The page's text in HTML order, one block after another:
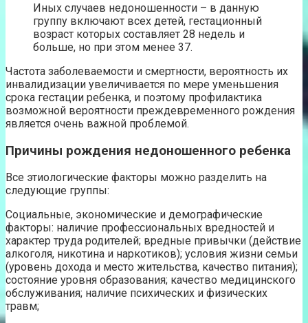
Иных случаев недоношенности – в данную
группу включают всех детей, гестационный
возраст которых составляет 28 недель и
больше, но при этом менее 37.
Частота заболеваемости и смертности, вероятность их
инвалидизации увеличивается по мере уменьшения
срока гестации ребенка, и поэтому профилактика
возможной вероятности преждевременного рождения
является очень важной проблемой.
Причины рождения недоношенного ребенка
Все этиологические факторы можно разделить на
следующие группы:
Социальные, экономические и демографические
факторы: наличие профессиональных вредностей и
характер труда родителей; вредные привычки (действие
алкоголя, никотина и наркотиков); условия жизни семьи
(уровень дохода и место жительства, качество питания);
состояние уровня образования; качество медицинского
обслуживания; наличие психических и физических
травм;